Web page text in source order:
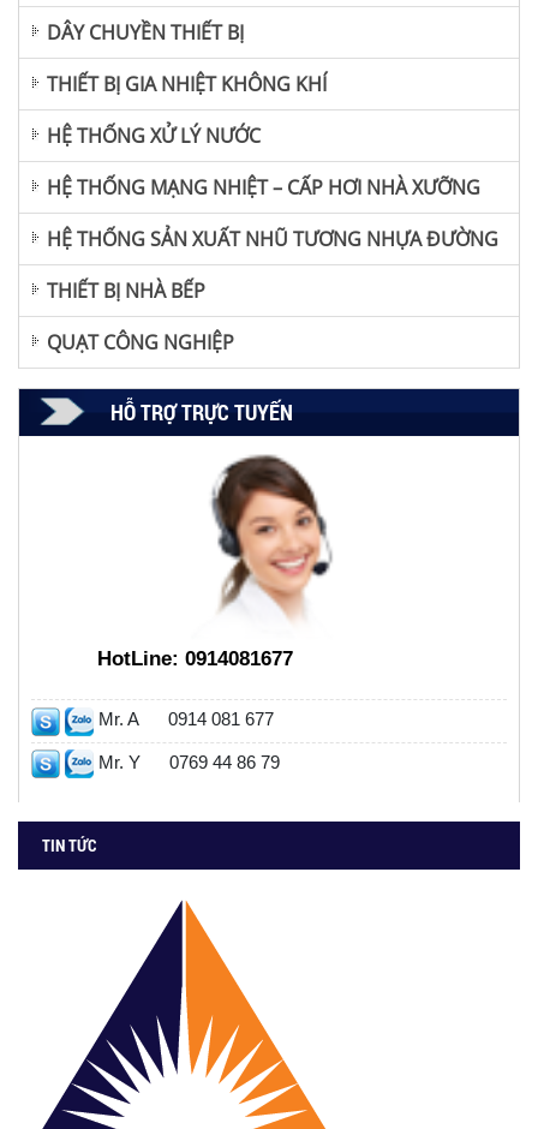
DÂY CHUYỀN THIẾT BỊ
THIẾT BỊ GIA NHIỆT KHÔNG KHÍ
HỆ THỐNG XỬ LÝ NƯỚC
HỆ THỐNG MẠNG NHIỆT – CẤP HƠI NHÀ XƯỠNG
HỆ THỐNG SẢN XUẤT NHŨ TƯƠNG NHỰA ĐƯỜNG
THIẾT BỊ NHÀ BẾP
QUẠT CÔNG NGHIỆP
HỖ TRỢ TRỰC TUYẾN
HotLine:0914081677
Mr. A 0914 081 677
Mr. Y 0769 44 86 79
TIN TỨC